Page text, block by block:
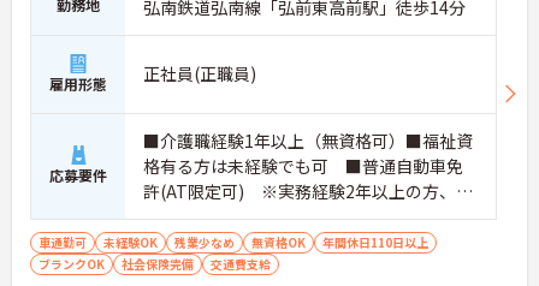
・入職後はお一人おひとりの習熟度に合わせた個別
の機会も提供されます
・施設内には看護師が24時間常駐しており、急変時
の対応や専門的な医療処置は看護師が担当するため
負担が減ります
・介護スタッフと看護スタッフの比率が1対1で相談
しやすく、初任者研修や実務者研修からでも着実に
専門性を高められます
＜残業月7時間以下で身体の負担を軽減！＞
・常勤で働くスタッフの比率が90パーセント以上と
高く、急なシフト変更や無理な長時間勤務が発生し
にくい人員体制です
勤務地
弘南鉄道弘南線「弘前東高前駅」徒歩14分
雇用形態 正社員(正職員)
応募要件
■介護職経験1年以上（無資格可）■福祉資
格有る方は未経験でも可 ■普通自動車免
許(AT限定可) ※実務経験2年以上の方、障
がい者福祉に関する経験をお持ちの方大歓
迎
車通勤可 未経験OK 残業少なめ 無資格OK
年間休日110日以上
ブランクOK
社会保険完備 交通費支給